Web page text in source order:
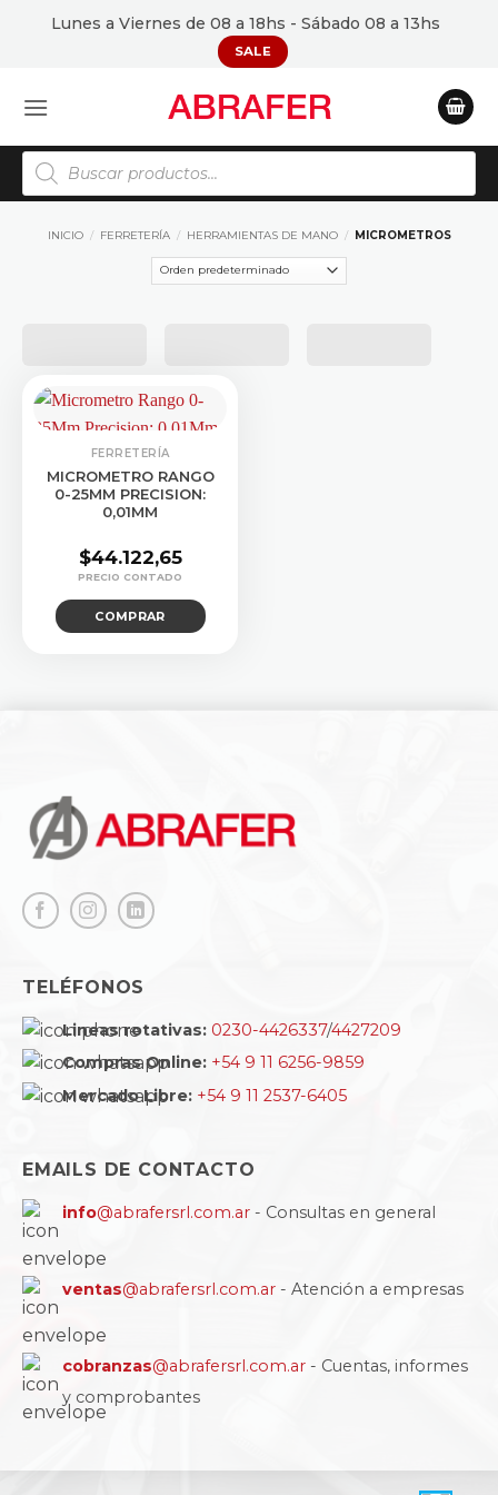
Lunes a Viernes de 08 a 18hs - Sábado 08 a 13hs
SALE
Búsqueda
de
productos
INICIO / FERRETERÍA / HERRAMIENTAS DE MANO / MICROMETROS
FERRETERÍA
MICROMETRO RANGO
0-25MM PRECISION:
0,01MM
$44.122,65
COMPRAR
TELÉFONOS
Lineas rotativas: 0230-4426337/4427209
Compras Online: +54 9 11 6256-9859
Mercado Libre: +54 9 11 2537-6405
EMAILS DE CONTACTO
info@abrafersrl.com.ar - Consultas en general
ventas@abrafersrl.com.ar - Atención a empresas
cobranzas@abrafersrl.com.ar - Cuentas, informes
y comprobantes